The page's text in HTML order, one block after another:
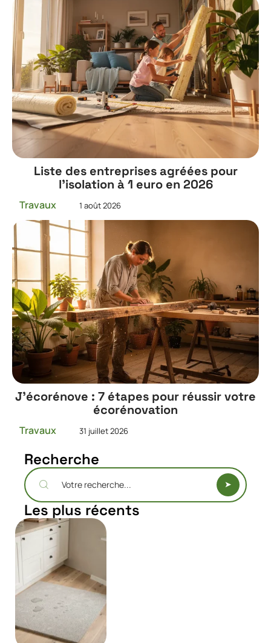
Liste des entreprises agréées pour
l’isolation à 1 euro en 2026
Travaux 1 août 2026
J’écorénove : 7 étapes pour réussir votre
écorénovation
Travaux 31 juillet 2026
Recherche
Les plus récents